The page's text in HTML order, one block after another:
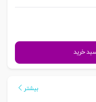
خرید
بیشتر